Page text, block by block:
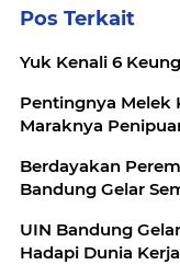
Pos Terkait
Yuk Kenali 6
Pentingnya Melek
Maraknya
Berdayakan
Bandung Gelar
UIN Bandung
Hadapi Dunia